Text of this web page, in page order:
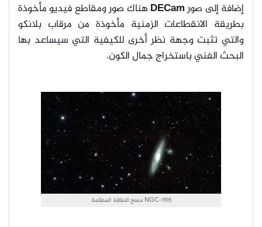
إضافة إلى صورDECam هناك صور ومقاطع فيديو مأخوذة
بطريقة الانقطاعات الزمنية مأخوذة من مرقاب بلانكو
والتي تثبت وجهة نظر أخرى للكيفية التي سيساعد بها
البحث الفني باستخراج جمال الكون.
NGC-1515 مسح الطاقة المظلمة